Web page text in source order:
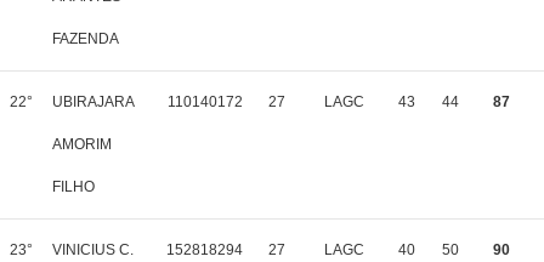
FAZENDA
22° UBIRAJARA
AMORIM
FILHO
110140172 27 LAGC 43 44 87
23° VINICIUS C. 152818294 27 LAGC 40 50 90